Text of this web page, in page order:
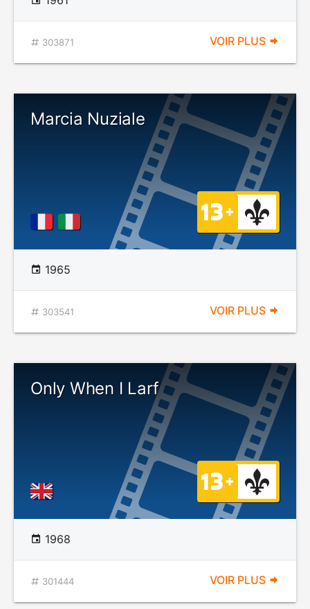
303871 VOIR PLUS
Marcia Nuziale
1965
303541 VOIR PLUS
Only When I Larf
1968
301444 VOIR PLUS